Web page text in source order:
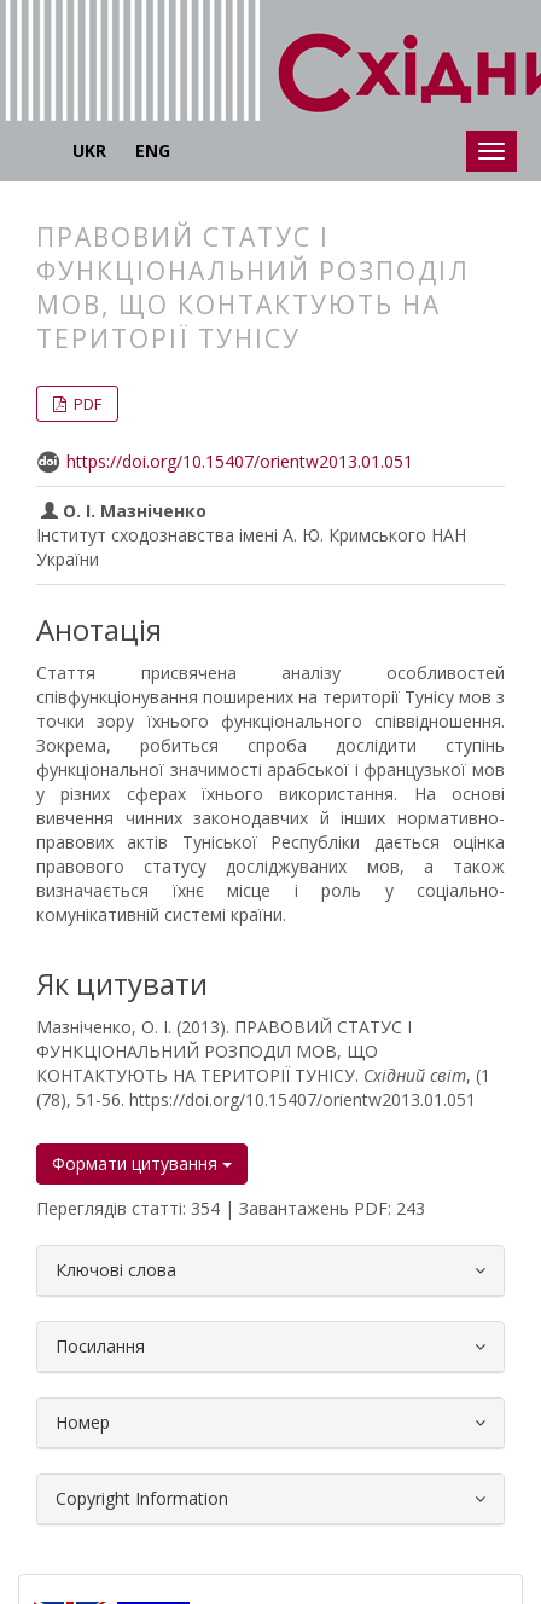
UKR ENG
ПРАВОВИЙ СТАТУС І
ФУНКЦІОНАЛЬНИЙ РОЗПОДІЛ
МОВ, ЩО КОНТАКТУЮТЬ НА
ТЕРИТОРІЇ ТУНІСУ
PDF
https://doi.org/10.15407/orientw2013.01.051
О. І. Мазніченко
Інститут сходознавства імені А. Ю. Кримського НАН
України
Анотація
Стаття присвячена аналізу особливостей
співфункціонування поширених на території Тунісу мов з
точки зору їхнього функціонального співвідношення.
Зокрема, робиться спроба дослідити ступінь
функціональної значимості арабської і французької мов
у різних сферах їхнього ‎використання. На основі
вивчення чинних законодавчих й інших нормативно-
правових актів Туніської Республіки дається оцінка
правового статусу досліджуваних мов, а також
визначається їхнє місце і роль у соціально-
комунікативній системі країни.
Як цитувати
Мазніченко, О. І. (2013). ПРАВОВИЙ СТАТУС І
ФУНКЦІОНАЛЬНИЙ РОЗПОДІЛ МОВ, ЩО
КОНТАКТУЮТЬ НА ТЕРИТОРІЇ ТУНІСУ. Східний світ, (1
(78), 51-56. https://doi.org/10.15407/orientw2013.01.051
Формати цитування
Переглядів статті: 354 | Завантажень PDF: 243
Ключові слова
Посилання
Номер
Copyright Information